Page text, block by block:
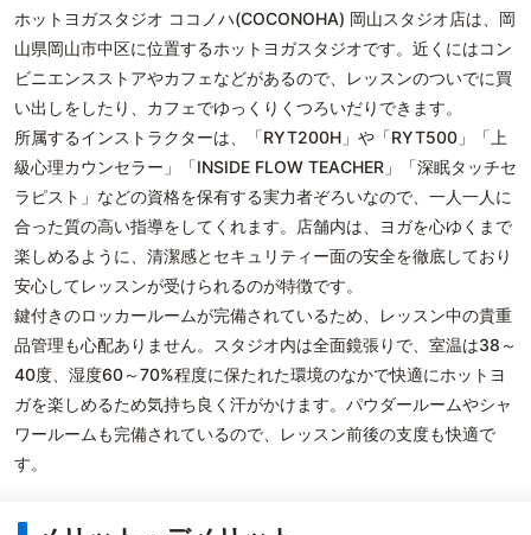
ホットヨガスタジオ ココノハ(COCONOHA) 岡山スタジオ店は、岡
山県岡山市中区に位置するホットヨガスタジオです。近くにはコン
ビニエンスストアやカフェなどがあるので、レッスンのついでに買
い出しをしたり、カフェでゆっくりくつろいだりできます。
所属するインストラクターは、「RYT200H」や「RYT500」「上
級心理カウンセラー」「INSIDE FLOW TEACHER」「深眠タッチセ
ラピスト」などの資格を保有する実力者ぞろいなので、一人一人に
合った質の高い指導をしてくれます。店舗内は、ヨガを心ゆくまで
楽しめるように、清潔感とセキュリティー面の安全を徹底しており
安心してレッスンが受けられるのが特徴です。
鍵付きのロッカールームが完備されているため、レッスン中の貴重
品管理も心配ありません。スタジオ内は全面鏡張りで、室温は38～
40度、湿度60～70%程度に保たれた環境のなかで快適にホットヨ
ガを楽しめるため気持ち良く汗がかけます。パウダールームやシャ
ワールームも完備されているので、レッスン前後の支度も快適で
す。